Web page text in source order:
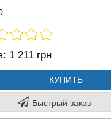
1 211 грн
КУПИТЬ
Быстрый заказ